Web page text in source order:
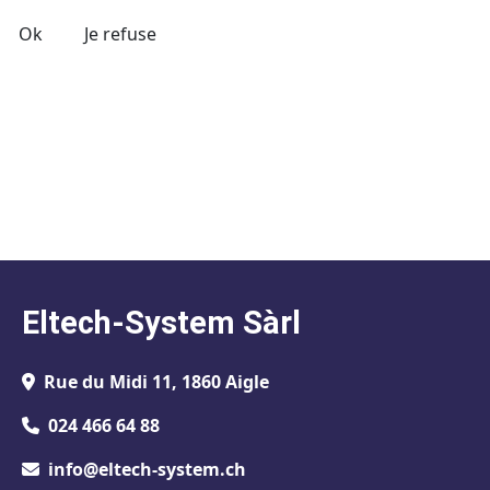
Eltech-System Sàrl
Rue du Midi 11, 1860 Aigle
024 466 64 88
info@eltech-system.ch
Ok
Je refuse